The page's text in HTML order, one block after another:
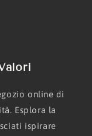
online di
Esplora la
ispirare